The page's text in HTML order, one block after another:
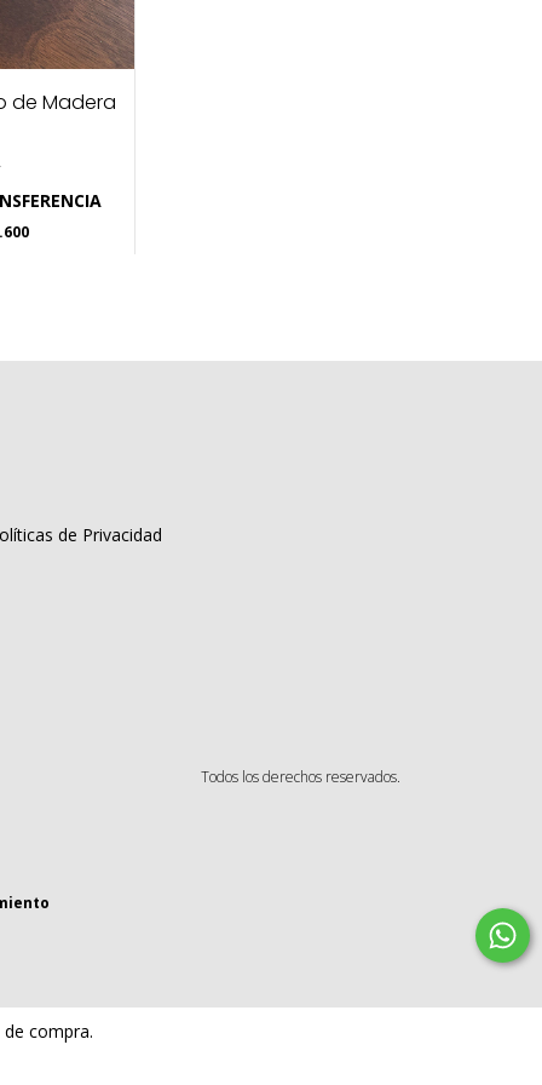
compra.
de Madera
de Privacidad
Todos los derechos reservados.